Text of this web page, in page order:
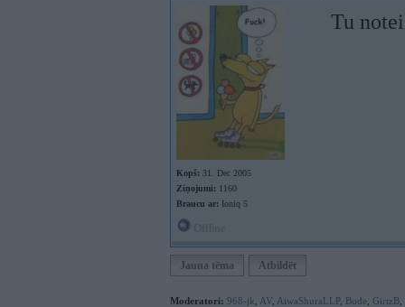
Kopš: 31. Dec 2005
Ziņojumi: 1160
Braucu ar: Ioniq 5
Tu
Jauna tēma Atbildēt
Moderatori: 968-jk AV AiwaShuraLLP, Bude GirtzB